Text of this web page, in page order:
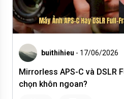
buithihieu - 17/06/2026
Mirrorless APS-C và DSLR
chọn khôn ngoan?